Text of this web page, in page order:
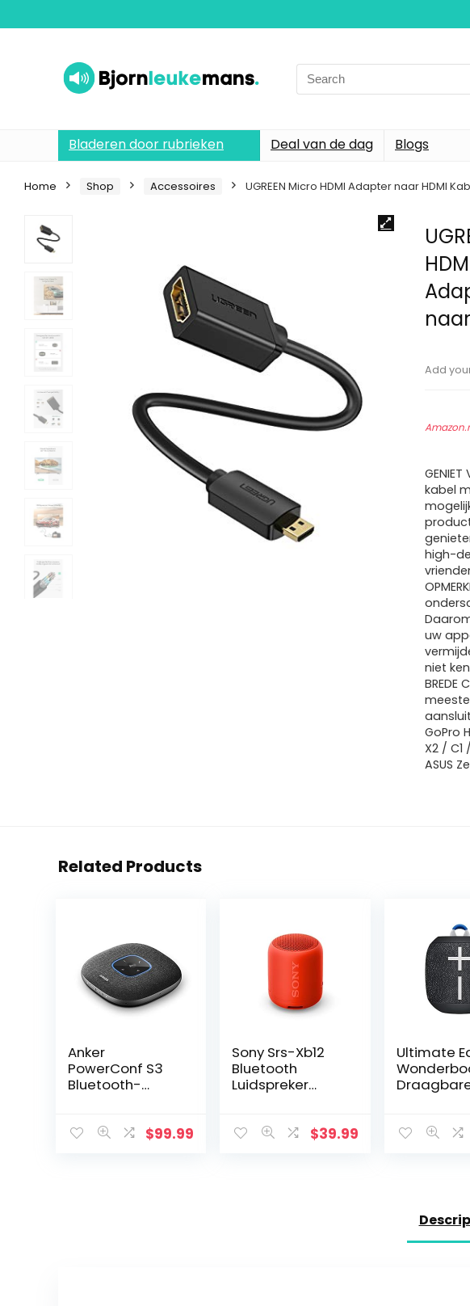
Search
for:
Bladeren door rubrieken Deal van de dag Blogs
Home Shop Accessoires UGREEN Micro HDMI Adapter naar HDMI
Add
kabel
high-
uw
niet
BREDE
GoPro
X2 /
ASUS
Related Products
Anker
PowerConf S3
Bluetooth-
geïntegreerde
$99.99
Sony Srs-Xb12
Bluetooth
Luidspreker
Bas,
$39.99
Ultimate
360°